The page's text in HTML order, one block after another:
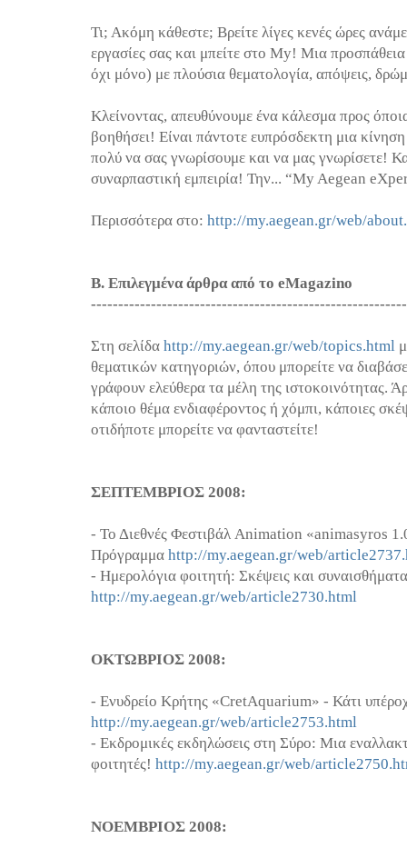
Τι; Ακόμη κάθεστε; Βρείτε λίγες κενές ώρες
εργασίες σας και μπείτε στο My! Μια
όχι μόνο) με πλούσια θεματολογία, απόψεις,
Κλείνοντας, απευθύνουμε ένα κάλεσμα προς
βοηθήσει! Είναι πάντοτε ευπρόσδεκτη μια
πολύ να σας γνωρίσουμε και να μας γνωρίσετε!
συναρπαστική εμπειρία! Την... “My Aegean
Περισσότερα στο: http://my.aegean.gr/web/
Β. Επιλεγμένα άρθρα από το eMagazino
Στη σελίδα http://my.aegean.gr/web/topics.html
θεματικών κατηγοριών, όπου μπορείτε να
γράφουν ελεύθερα τα μέλη της ιστοκοινότητας.
κάποιο θέμα ενδιαφέροντος ή χόμπι, κάποιες
οτιδήποτε μπορείτε να φανταστείτε!
ΣΕΠΤΕΜΒΡΙΟΣ 2008:
- Το Διεθνές Φεστιβάλ Animation «animasyros
Πρόγραμμα http://my.aegean.gr/web/
- Ημερολόγια φοιτητή: Σκέψεις και
http://my.aegean.gr/web/article2730.html
ΟΚΤΩΒΡΙΟΣ 2008:
- Ενυδρείο Κρήτης «CretAquarium» - Κάτι
http://my.aegean.gr/web/article2753.html
- Εκδρομικές εκδηλώσεις στη Σύρο: Μια
φοιτητές! http://my.aegean.gr/web/
ΝΟΕΜΒΡΙΟΣ 2008: